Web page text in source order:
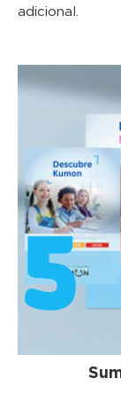
adicional.
5